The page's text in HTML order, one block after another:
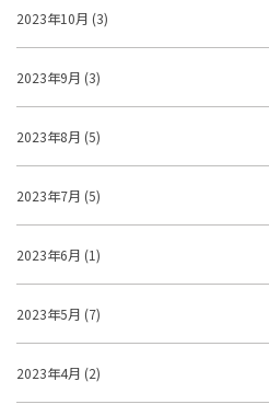
2023年10月 (3)
2023年9月 (3)
2023年8月 (5)
2023年7月 (5)
2023年6月 (1)
2023年5月 (7)
2023年4月 (2)